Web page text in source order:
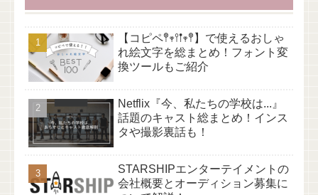
【コピペ𖤣𖥧𖥣𖡡𖥧𖤣】で使えるおしゃ
れ絵文字を総まとめ！フォント変
換ツールもご紹介
Netflix『今、私たちの学校は...』
話題のキャスト総まとめ！インス
タや撮影裏話も！
STARSHIPエンターテイメントの
会社概要とオーディション募集に